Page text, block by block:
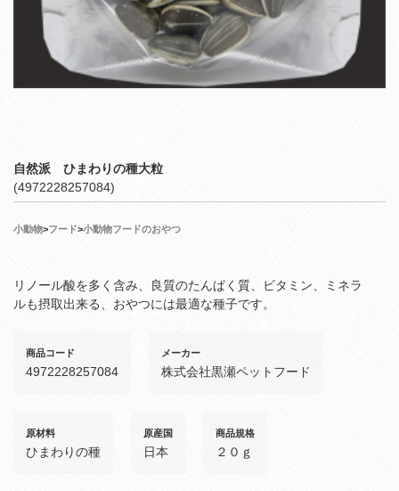
自然派 ひまわりの種大粒
(4972228257084)
小動物>フード>小動物フードのおやつ
リノール酸を多く含み、良質のたんぱく質、ビタミン、ミネラ
ルも摂取出来る、おやつには最適な種子です。
商品コード
4972228257084
メーカー
株式会社黒瀬ペットフード
原材料
ひまわりの種
原産国
日本
商品規格
２０ｇ